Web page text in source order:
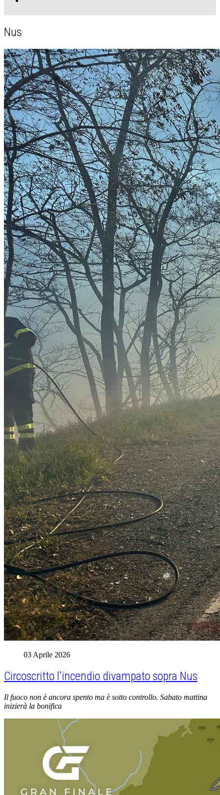
Nus
03 Aprile 2026
Circoscritto l'incendio divampato sopra Nus
Il fuoco non è ancora spento ma è sotto controllo. Sabato mattina
inizierà la bonifica